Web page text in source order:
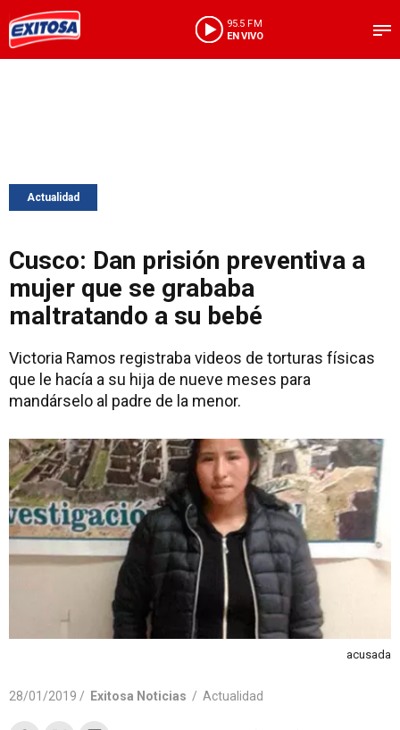
95.5 FM
EN VIVO
Actualidad
Cusco: Dan prisión preventiva a
mujer que se grababa
maltratando a su bebé
Victoria Ramos registraba videos de torturas físicas
que le hacía a su hija de nueve meses para
mandárselo al padre de la menor.
acusada
28/01/2019 / Exitosa Noticias / Actualidad